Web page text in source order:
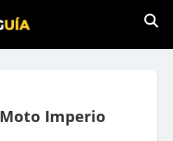
Moto Imperio